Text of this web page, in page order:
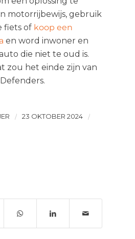
motorrijbewijs, gebruik
fiets of koop een
en word inwoner en
die niet te oud is.
zou het einde zijn van
/ 23 OKTOBER 2024
/